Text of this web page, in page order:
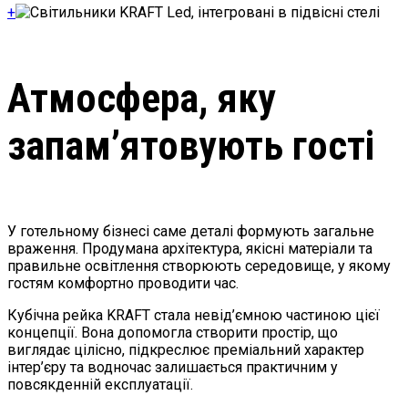
+
Атмосфера, яку
запам’ятовують гості
У готельному бізнесі саме деталі формують загальне
враження. Продумана архітектура, якісні матеріали та
правильне освітлення створюють середовище, у якому
гостям комфортно проводити час.
Кубічна рейка KRAFT стала невід’ємною частиною цієї
концепції. Вона допомогла створити простір, що
виглядає цілісно, підкреслює преміальний характер
інтер’єру та водночас залишається практичним у
повсякденній експлуатації.